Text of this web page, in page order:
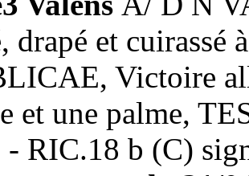
drapé et
Victoire
et une palme,
- RIC.18 b (C)